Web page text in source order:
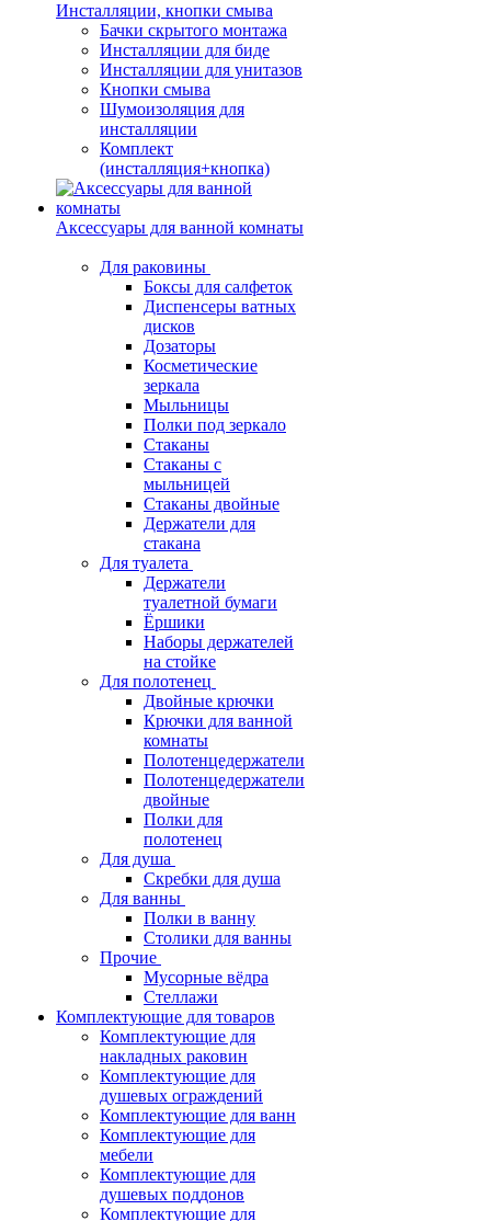
Инсталляции, кнопки смыва
Бачки скрытого монтажа
Инсталляции для биде
Инсталляции для унитазов
Кнопки смыва
Шумоизоляция для
инсталляции
Комплект
(инсталляция+кнопка)
Аксессуары для ванной комнаты
Для раковины
Боксы для салфеток
Диспенсеры ватных
дисков
Дозаторы
Косметические
зеркала
Мыльницы
Полки под зеркало
Стаканы
Стаканы с
мыльницей
Стаканы двойные
Держатели для
стакана
Для туалета
Держатели
туалетной бумаги
Ёршики
Наборы держателей
на стойке
Для полотенец
Двойные крючки
Крючки для ванной
комнаты
Полотенцедержатели
Полотенцедержатели
двойные
Полки для
полотенец
Для душа
Скребки для душа
Для ванны
Полки в ванну
Столики для ванны
Прочие
Мусорные вёдра
Стеллажи
Комплектующие для товаров
Комплектующие для
накладных раковин
Комплектующие для
душевых ограждений
Комплектующие для ванн
Комплектующие для
мебели
Комплектующие для
душевых поддонов
Комплектующие для